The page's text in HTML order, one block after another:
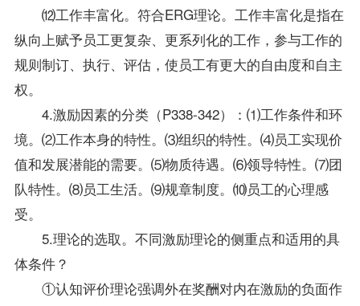
⑿工作丰富化。符合ERG理论。工作丰富化是指在
纵向上赋予员工更复杂、更系列化的工作，参与工作的
规则制订、执行、评估，使员工有更大的自由度和自主
权。
4.激励因素的分类（P338-342）：⑴工作条件和环
境。⑵工作本身的特性。⑶组织的特性。⑷员工实现价
值和发展潜能的需要。⑸物质待遇。⑹领导特性。⑺团
队特性。⑻员工生活。⑼规章制度。⑽员工的心理感
受。
5.理论的选取。不同激励理论的侧重点和适用的具
体条件？
①认知评价理论强调外在奖酬对内在激励的负面作